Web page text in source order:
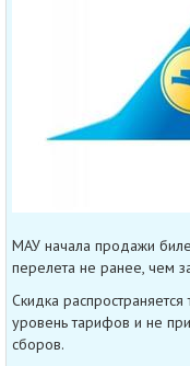
МАУ начала продажи
перелета не ранее, чем
Скидка
уровень тарифов и не
сборов.